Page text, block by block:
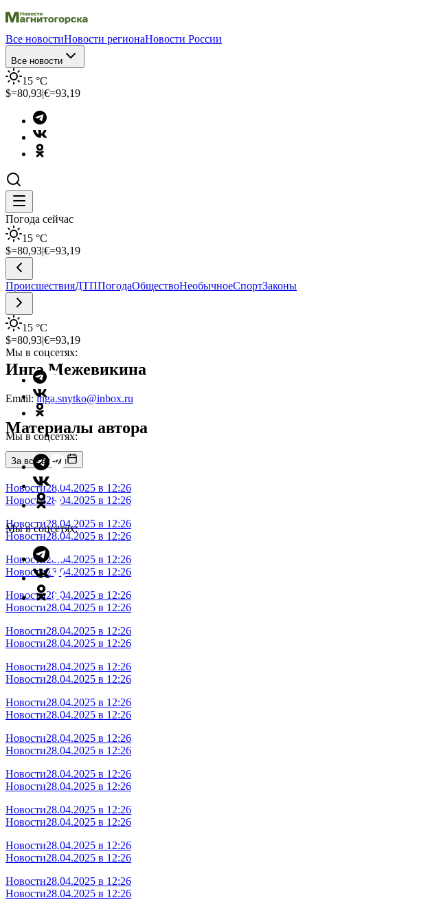
Все новостиНовости регионаНовости России
Все новости
15 °C
$=80,93|€=93,19
Погода сейчас
15 °C
$=80,93|€=93,19
ПроисшествияДТППогодаОбществоНеобычноеСпортЗаконы
15 °C
$=80,93|€=93,19
Мы в соцсетях:
Мы в соцсетях:
Мы в соцсетях:
Инга Межевикина
Email: inga.snytko@inbox.ru
Материалы автора
За все время
Новости28.04.2025 в 12:26
Новости28.04.2025 в 12:26
Новости28.04.2025 в 12:26
Новости28.04.2025 в 12:26
Новости28.04.2025 в 12:26
Новости28.04.2025 в 12:26
Новости28.04.2025 в 12:26
Новости28.04.2025 в 12:26
Новости28.04.2025 в 12:26
Новости28.04.2025 в 12:26
Новости28.04.2025 в 12:26
Новости28.04.2025 в 12:26
Новости28.04.2025 в 12:26
Новости28.04.2025 в 12:26
Новости28.04.2025 в 12:26
Новости28.04.2025 в 12:26
Новости28.04.2025 в 12:26
Новости28.04.2025 в 12:26
Новости28.04.2025 в 12:26
Новости28.04.2025 в 12:26
Новости28.04.2025 в 12:26
Новости28.04.2025 в 12:26
Новости28.04.2025 в 12:26
Новости28.04.2025 в 12:26